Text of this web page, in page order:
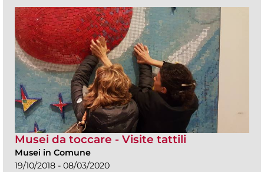
Musei da toccare - Visite tattili
Musei in Comune
19/10/2018 - 08/03/2020